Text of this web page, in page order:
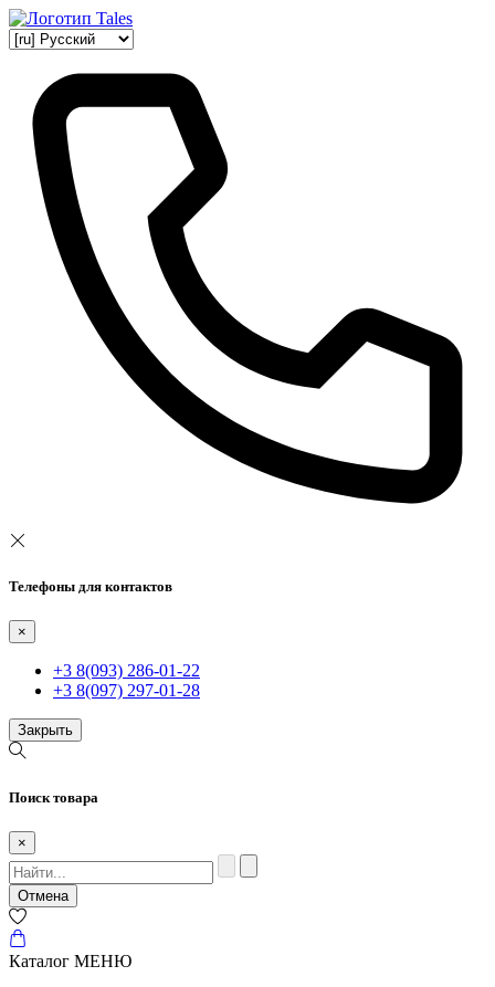
Телефоны для контактов
×
+3 8(093) 286-01-22
+3 8(097) 297-01-28
Закрыть
Поиск товара
×
Отмена
Каталог МЕНЮ